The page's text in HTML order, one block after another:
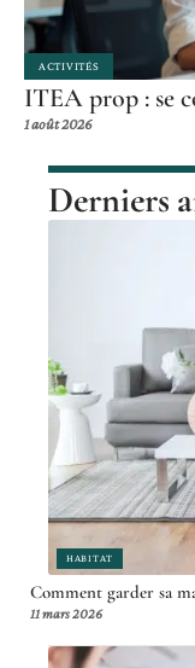
ACTIVITÉS
ITEA prop : se
1 août 2026
Derniers
HABITAT
Comment garder sa
11 mars 2026